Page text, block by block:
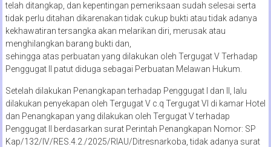
telah ditangkap, dan kepentingan pemeriksaan sudah selesai serta
tidak perlu ditahan dikarenakan tidak cukup bukti atau tidak adanya
kekhawatiran tersangka akan melarikan diri, merusak atau
menghilangkan barang bukti dan,
sehingga atas perbuatan yang dilakukan oleh Tergugat V Terhadap
Penggugat II patut diduga sebagai Perbuatan Melawan Hukum.
Setelah dilakukan Penangkapan terhadap Penggugat I dan II, lalu
dilakukan penyekapan oleh Tergugat V c.q Tergugat VI di kamar Hotel
dan Penangkapan yang dilakukan oleh Tergugat V terhadap
Penggugat II berdasarkan surat Perintah Penangkapan Nomor: SP
Kap/132/IV/RES.4.2./2025/RIAU/Ditresnarkoba, tidak adanya surat